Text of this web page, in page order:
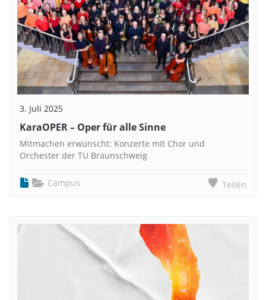
3. Juli 2025
KaraOPER – Oper für alle Sinne
Mitmachen erwünscht: Konzerte mit Chor und
Orchester der TU Braunschweig
Campus Teilen